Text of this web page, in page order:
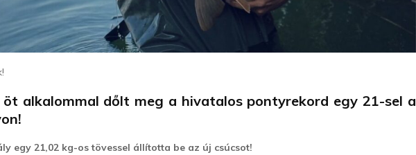
alkalommal dőlt meg a hivatalos pontyrekord egy 21-sel a
egy 21,02 kg-os tövessel állította be az új csúcsot!